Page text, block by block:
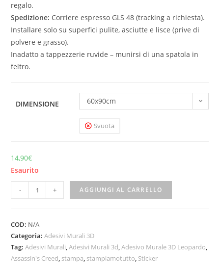
regalo.
Spedizione: Corriere espresso GLS 48 (tracking a richiesta).
Installare solo su superfici pulite, asciutte e lisce (prive di
polvere e grasso).
Inadatto a tappezzerie ruvide – munirsi di una spatola in
feltro.
DIMENSIONE 60x90cm
Svuota
14,90€
Esaurito
- + AGGIUNGI AL CARRELLO
COD: N/A
Categoria:Adesivi Murali 3D
Tag:Adesivi Murali,Adesivi Murali 3d,Adesivo Murale 3D Leopardo,
Assassin's Creed, stampa, stampiamotutto, Sticker